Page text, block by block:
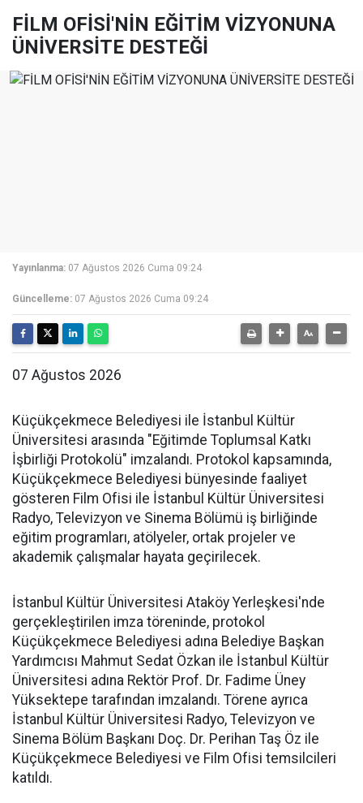
FİLM OFİSİ'NİN EĞİTİM VİZYONUNA
ÜNİVERSİTE DESTEĞİ
Yayınlanma: 07 Ağustos 2026 Cuma 09:24
Güncelleme: 07 Ağustos 2026 Cuma 09:24
07 Ağustos 2026
Küçükçekmece Belediyesi ile İstanbul Kültür
Üniversitesi arasında "Eğitimde Toplumsal Katkı
İşbirliği Protokolü" imzalandı. Protokol kapsamında,
Küçükçekmece Belediyesi bünyesinde faaliyet
gösteren Film Ofisi ile İstanbul Kültür Üniversitesi
Radyo, Televizyon ve Sinema Bölümü iş birliğinde
eğitim programları, atölyeler, ortak projeler ve
akademik çalışmalar hayata geçirilecek.
İstanbul Kültür Üniversitesi Ataköy Yerleşkesi'nde
gerçekleştirilen imza töreninde, protokol
Küçükçekmece Belediyesi adına Belediye Başkan
Yardımcısı Mahmut Sedat Özkan ile İstanbul Kültür
Üniversitesi adına Rektör Prof. Dr. Fadime Üney
Yüksektepe tarafından imzalandı. Törene ayrıca
İstanbul Kültür Üniversitesi Radyo, Televizyon ve
Sinema Bölüm Başkanı Doç. Dr. Perihan Taş Öz ile
Küçükçekmece Belediyesi ve Film Ofisi temsilcileri
katıldı.